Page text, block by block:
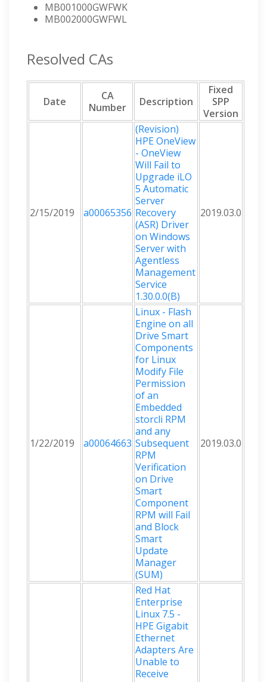
MB001000GWFWK
MB002000GWFWL
Resolved CAs
Date
CA
Number
Description
Fixed
SPP
Version
2/15/2019 a00065356
(Revision)
HPE OneView
- OneView
Will Fail to
Upgrade iLO
5 Automatic
Server
Recovery
(ASR) Driver
on Windows
Server with
Agentless
Management
Service
1.30.0.0(B)
2019.03.0
1/22/2019 a00064663
Linux - Flash
Engine on all
Drive Smart
Components
for Linux
Modify File
Permission
of an
Embedded
storcli RPM
and any
Subsequent
RPM
Verification
on Drive
Smart
Component
RPM will Fail
and Block
Smart
Update
Manager
(SUM)
2019.03.0
Red Hat
Enterprise
Linux 7.5 -
HPE Gigabit
Ethernet
Adapters Are
Unable to
Receive